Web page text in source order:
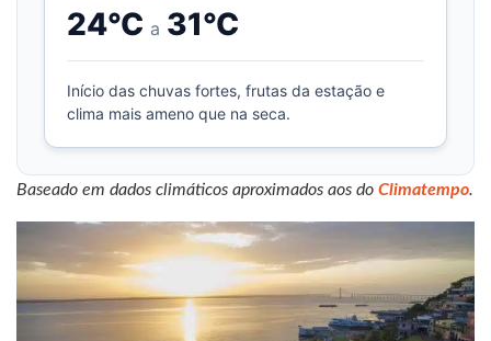
24°C a 31°C
Início das chuvas fortes, frutas da estação e
clima mais ameno que na seca.
Baseado em dados climáticos aproximados aos do Climatempo.